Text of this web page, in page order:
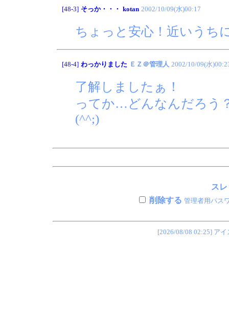
[48-3] そっか・・・ kotan 2002/10/09(水)00:17
ちょっと安心！近いうち
[48-4] わっかりました ＥＺ＠管理人 2002/10/09(水
了解しましたぁ！
ってか…どんなんだろう
(^^;)
ス
削除する 管理者用パス
[2026/08/08 02:25] ア